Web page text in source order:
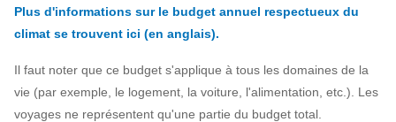
Plus d'informations sur le budget annuel respectueux du
climat se trouvent ici (en anglais).
Il faut noter que ce budget s'applique à tous les domaines de la
vie (par exemple, le logement, la voiture, l'alimentation, etc.). Les
voyages ne représentent qu'une partie du budget total.